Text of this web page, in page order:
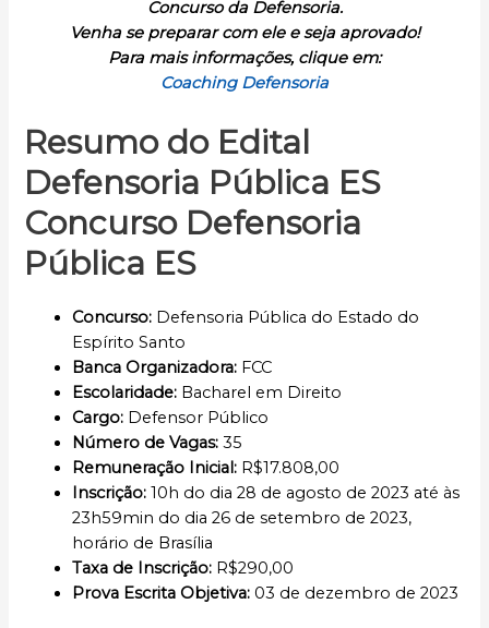
Concurso da Defensoria.
Venha se preparar com ele e seja aprovado!
Para mais informações, clique em:
Coaching Defensoria
Resumo do Edital
Defensoria Pública ES
Concurso Defensoria
Pública ES
Concurso: Defensoria Pública do Estado do
Espírito Santo
Banca Organizadora: FCC
Escolaridade: Bacharel em Direito
Cargo: Defensor Público
Número de Vagas:35
Remuneração Inicial: R$17.808,00
Inscrição:10h do dia 28 de agosto de 2023 até às
23h59min do dia 26 de setembro de 2023,
horário de Brasília
Taxa de Inscrição: R$290,00
Prova Escrita Objetiva: 03 de dezembro de 2023